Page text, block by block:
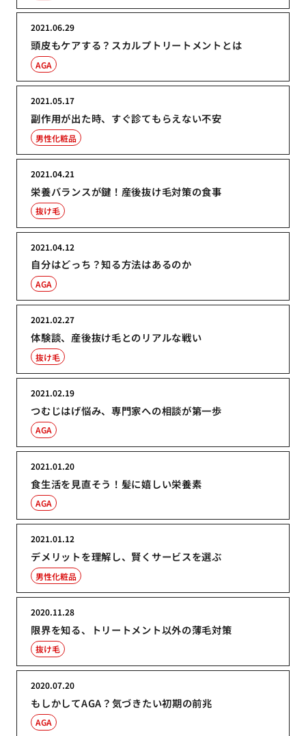
頭皮もケアする？スカルプトリートメントとは
2021.06.29
AGA
副作用が出た時、すぐ診てもらえない不安
2021.05.17
男性化粧品
栄養バランスが鍵！産後抜け毛対策の食事
2021.04.21
抜け毛
自分はどっち？知る方法はあるのか
2021.04.12
AGA
体験談、産後抜け毛とのリアルな戦い
2021.02.27
抜け毛
つむじはげ悩み、専門家への相談が第一歩
2021.02.19
AGA
食生活を見直そう！髪に嬉しい栄養素
2021.01.20
AGA
デメリットを理解し、賢くサービスを選ぶ
2021.01.12
男性化粧品
限界を知る、トリートメント以外の薄毛対策
2020.11.28
抜け毛
もしかしてAGA？気づきたい初期の前兆
2020.07.20
AGA